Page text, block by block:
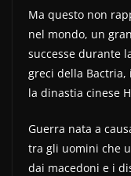
Ma questo non
nel mondo, un
successe durante
greci della Bactria,
la dinastia cinese
Guerra nata a
tra gli uomini che
dai macedoni e i